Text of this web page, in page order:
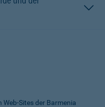
Sites der Barmenia